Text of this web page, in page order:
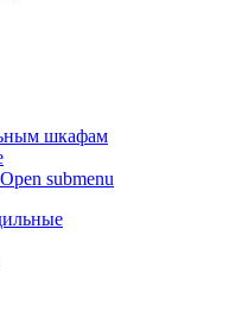
шкафам
Open submenu